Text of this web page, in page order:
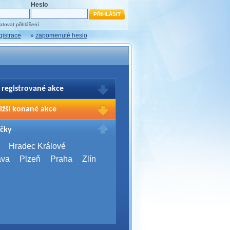
Heslo
přihlášení
» zapomenuté heslo
registrované akce
Vašich registrací na akce
přihlašte.
konané akce
2026
Brno
Server Bootcamp 2026
Hradec Králové
Plzeň Praha Zlín